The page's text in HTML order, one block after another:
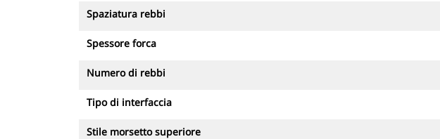
Spaziatura rebbi
Spessore forca
Numero di rebbi
Tipo di interfaccia
Stile morsetto superiore